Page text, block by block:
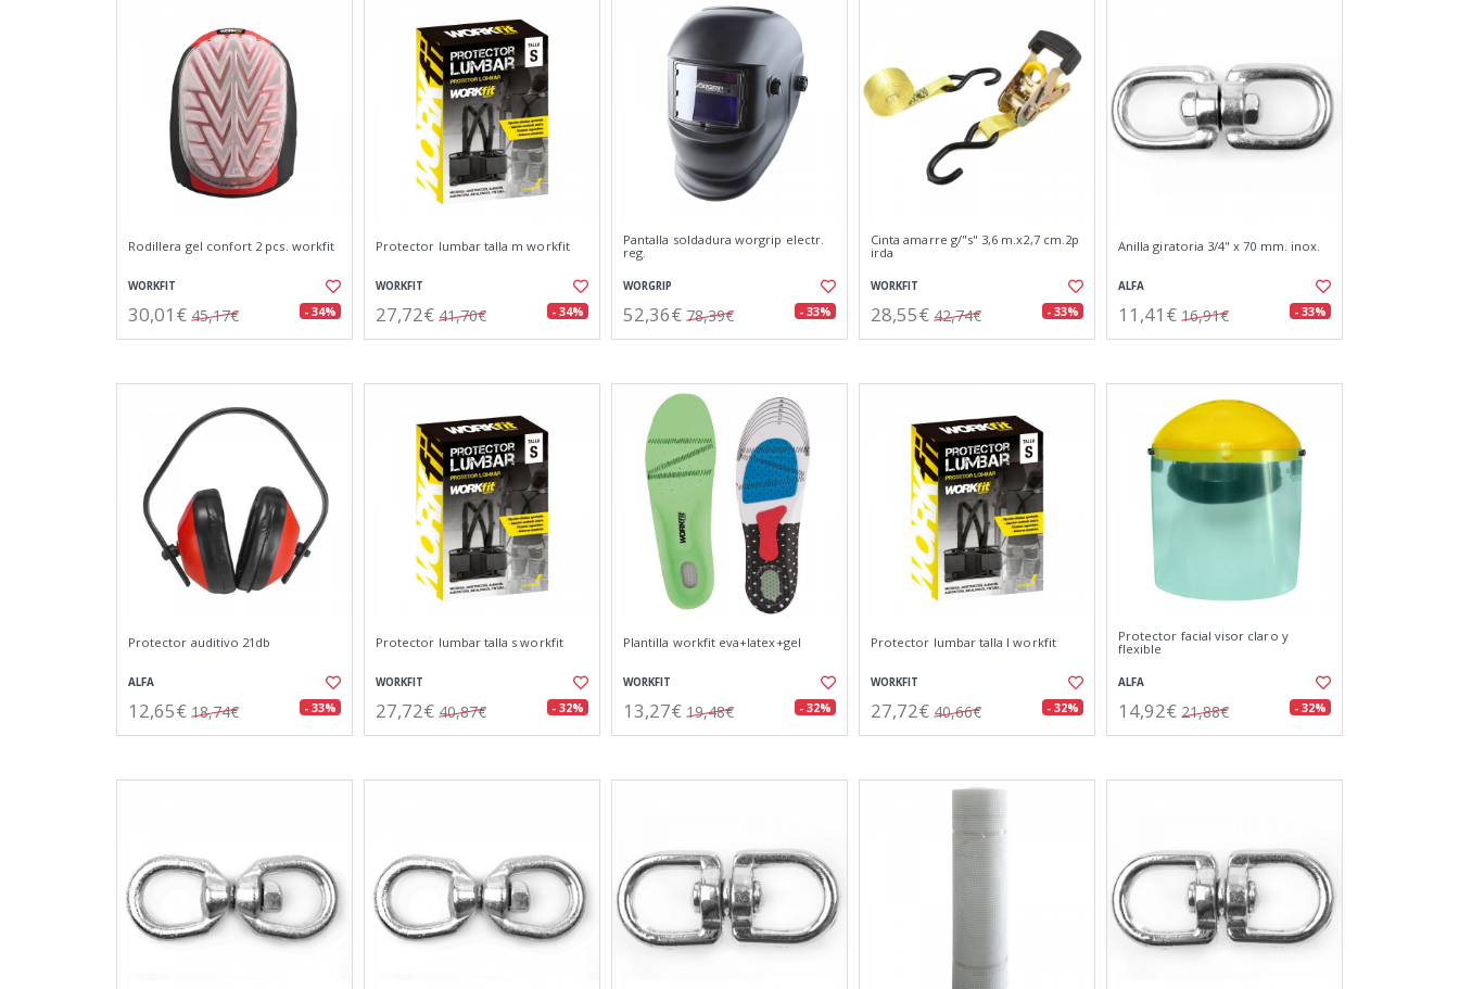
Rodillera gel confort 2 pcs. workfit
WORKFIT
30,01€ 45,17€ - 34%
Protector lumbar talla m workfit
WORKFIT
27,72€ 41,70€ - 34%
Pantalla soldadura worgrip electr.
reg.
WORGRIP
52,36€ 78,39€ - 33%
Cinta amarre g/"s" 3,6 m.x2,7 cm.2p
irda
WORKFIT
28,55€ 42,74€ - 33%
Anilla giratoria 3/4" x 70 mm. inox.
ALFA
11,41€ 16,91€ - 33%
Protector auditivo 21db
ALFA
12,65€ 18,74€ - 33%
Protector lumbar talla s workfit
WORKFIT
27,72€ 40,87€ - 32%
Plantilla workfit eva+latex+gel
WORKFIT
13,27€ 19,48€ - 32%
Protector lumbar talla l workfit
WORKFIT
27,72€ 40,66€ - 32%
Protector facial visor claro y
flexible
ALFA
14,92€ 21,88€ - 32%